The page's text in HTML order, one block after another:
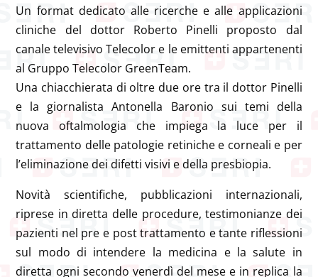
Un format dedicato alle ricerche e alle applicazioni
cliniche del dottor Roberto Pinelli proposto dal
canale televisivo Telecolor e le emittenti appartenenti
al Gruppo Telecolor GreenTeam.
Una chiacchierata di oltre due ore tra il dottor Pinelli
e la giornalista Antonella Baronio sui temi della
nuova oftalmologia che impiega la luce per il
trattamento delle patologie retiniche e corneali e per
l’eliminazione dei difetti visivi e della presbiopia.
Novità scientifiche, pubblicazioni internazionali,
riprese in diretta delle procedure, testimonianze dei
pazienti nel pre e post trattamento e tante riflessioni
sul modo di intendere la medicina e la salute in
diretta ogni secondo venerdì del mese e in replica la